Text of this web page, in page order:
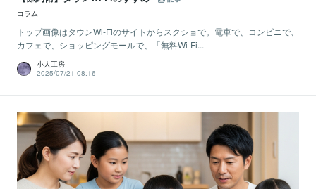
コラム
トップ画像はタウンWi-Fiのサイトからスクショで。電車で、コンビニで、
カフェで、ショッピングモールで、「無料Wi-Fi...
小人工房
2025/07/21 08:16